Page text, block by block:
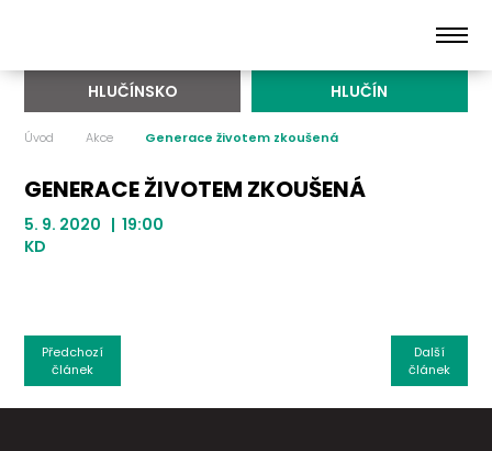
HLUČÍNSKO HLUČÍN
Úvod Akce Generace životem zkoušená
GENERACE ŽIVOTEM ZKOUŠENÁ
5. 9. 2020 | 19:00
KD
Další
článek
Předchozí
článek